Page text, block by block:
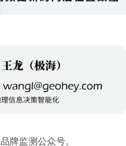
牌监测公众号。